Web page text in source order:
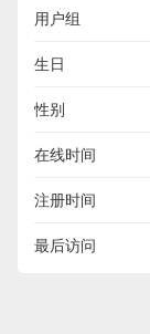
用户组
生日
性别
在线时间
注册时间
最后访问